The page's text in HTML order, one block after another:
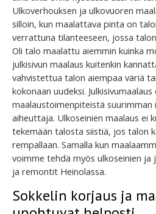
Ulkoverhouksen ja ulkovuoren
silloin, kun maalattava pinta on
verrattuna tilanteeseen, jossa
Oli talo maalattu aiemmin kuinka
julkisivun maalaus kuitenkin
vahvistettua talon aiempaa väriä
kokonaan uudeksi. Julkisivumaalaus
maalaustoimenpiteistä suurimman
aiheuttaja. Ulkoseinien maalaus ei
tekemään talosta siistiä, jos talon
rempallaan. Samalla kun
voimme tehdä myös ulkoseinien ja
ja remontit Heinolassa.
Sokkelin korjaus ja